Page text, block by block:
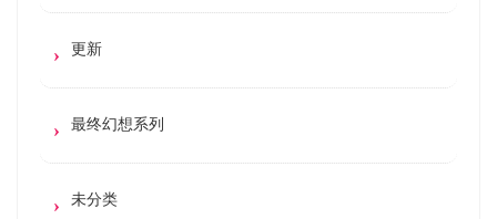
更新
最终幻想系列
未分类